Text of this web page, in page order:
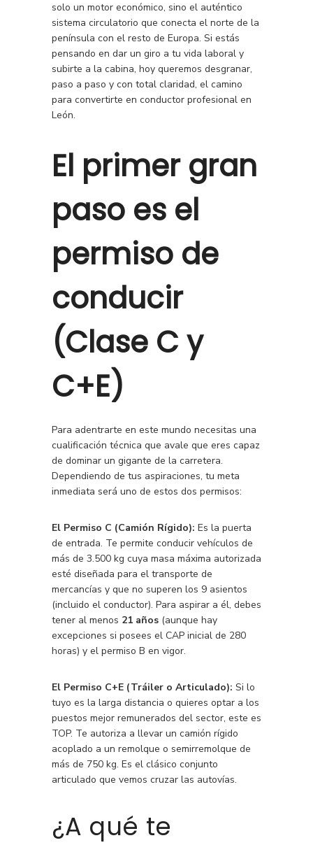
solo un motor económico, sino el auténtico
sistema circulatorio que conecta el norte de la
península con el resto de Europa. Si estás
pensando en dar un giro a tu vida laboral y
subirte a la cabina, hoy queremos desgranar,
paso a paso y con total claridad, el camino
para convertirte en conductor profesional en
León.
El primer gran
paso es el
permiso de
conducir
(Clase C y
C+E)
Para adentrarte en este mundo necesitas una
cualificación técnica que avale que eres capaz
de dominar un gigante de la carretera.
Dependiendo de tus aspiraciones, tu meta
inmediata será uno de estos dos permisos:
El Permiso C (Camión Rígido): Es la puerta
de entrada. Te permite conducir vehículos de
más de 3.500 kg cuya masa máxima autorizada
esté diseñada para el transporte de
mercancías y que no superen los 9 asientos
(incluido el conductor). Para aspirar a él, debes
tener al menos 21 años (aunque hay
excepciones si posees el CAP inicial de 280
horas) y el permiso B en vigor.
El Permiso C+E (Tráiler o Articulado): Si lo
tuyo es la larga distancia o quieres optar a los
puestos mejor remunerados del sector, este es
TOP. Te autoriza a llevar un camión rígido
acoplado a un remolque o semirremolque de
más de 750 kg. Es el clásico conjunto
articulado que vemos cruzar las autovías.
¿A qué te